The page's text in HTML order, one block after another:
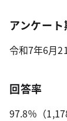
アンケート
令和7年6月
回答率
97.8％（